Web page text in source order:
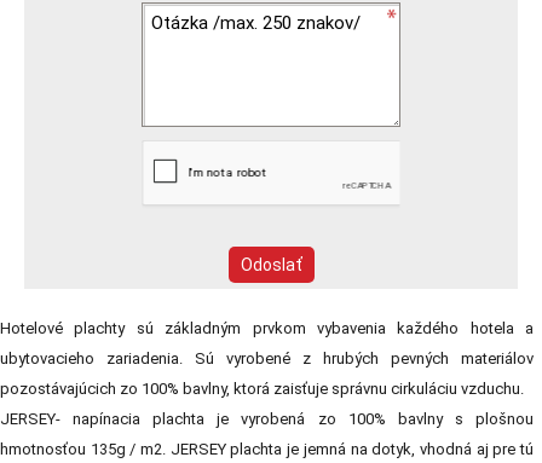
Hotelové plachty sú základným prvkom vybavenia každého hotela a
ubytovacieho zariadenia. Sú vyrobené z hrubých pevných materiálov
pozostávajúcich zo 100% bavlny, ktorá zaisťuje správnu cirkuláciu vzduchu.
JERSEY- napínacia plachta je vyrobená zo 100% bavlny s plošnou
hmotnosťou 135g / m2. JERSEY plachta je jemná na dotyk, vhodná aj pre tú